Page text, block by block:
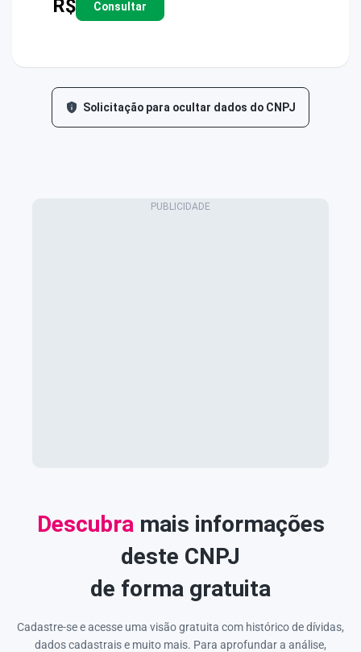
R$ Consultar
Solicitação para ocultar dados do CNPJ
Descubra mais informações
deste CNPJ
de forma gratuita
Cadastre-se e acesse uma visão gratuita com histórico de dívidas,
dados cadastrais e muito mais. Para aprofundar a análise,